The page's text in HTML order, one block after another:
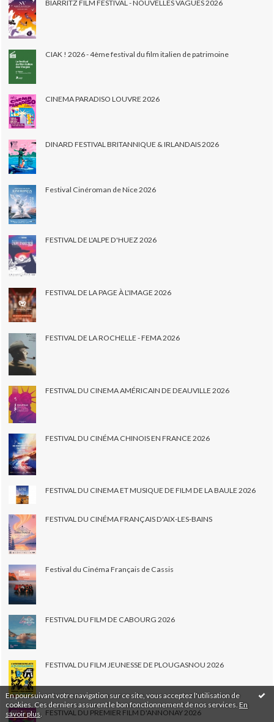
En poursuivant votre navigation sur ce site, vous acceptez l'utilisation de
cookies. Ces derniers assurent le bon fonctionnement de nos services. En
savoir plus
BIARRITZ FILM FESTIVAL - NOUVELLES VAGUES 2026
CIAK ! 2026 - 4ème festival du film italien de patrimoine
CINEMA PARADISO LOUVRE 2026
DINARD FESTIVAL BRITANNIQUE & IRLANDAIS 2026
Festival Cinéroman de Nice 2026
FESTIVAL DE L'ALPE D'HUEZ 2026
FESTIVAL DE LA PAGE À L'IMAGE 2026
FESTIVAL DE LA ROCHELLE - FEMA 2026
FESTIVAL DU CINEMA AMÉRICAIN DE DEAUVILLE 2026
FESTIVAL DU CINÉMA CHINOIS EN FRANCE 2026
FESTIVAL DU CINEMA ET MUSIQUE DE FILM DE LA BAULE 2026
FESTIVAL DU CINÉMA FRANÇAIS D'AIX-LES-BAINS
Festival du Cinéma Français de Cassis
FESTIVAL DU FILM DE CABOURG 2026
FESTIVAL DU FILM JEUNESSE DE PLOUGASNOU 2026
FESTIVAL DU PREMIER FILM D'ANNONAY 2026